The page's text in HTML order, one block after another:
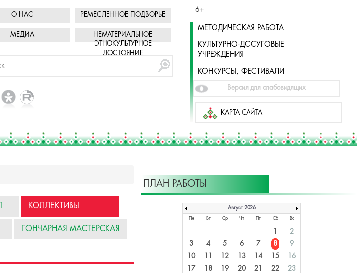
О НАС РЕМЕСЛЕННОЕ ПОДВОРЬЕ
МЕДИА
НЕМАТЕРИАЛЬНОЕ
ЭТНОКУЛЬТУРНОЕ
ДОСТОЯНИЕ
6+
МЕТОДИЧЕСКАЯ РАБОТА
КУЛЬТУРНО-ДОСУГОВЫЕ
УЧРЕЖДЕНИЯ
КОНКУРСЫ, ФЕСТИВАЛИ
Версия для слабовидящих
КАРТА САЙТА
КОЛЛЕКТИВЫ
ГОНЧАРНАЯ МАСТЕРСКАЯ
ПЛАН РАБОТЫ
Август 2026
Пн Вт Ср Чт Пт Сб Вс
1
2
3
4 5 6 7 8
9
10
11 12 13 14 15
16
17
18 19 20 21 22
23